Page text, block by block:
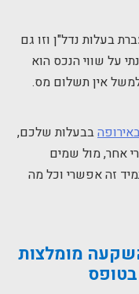
על העברת בעלות נדל"ן וזו גם
על שווי הנכס הוא
למשל אין תשלום מס.
בבעלות שלכם,
אחר, מול שמים
זה אפשרי וכל מה
מומלצות